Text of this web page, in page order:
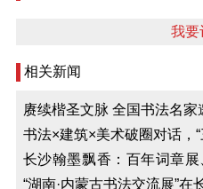
我要
相关新闻
赓续楷圣文脉 全国书法名
书法×建筑×美术破圈对话，
长沙翰墨飘香：百年词章
金秋